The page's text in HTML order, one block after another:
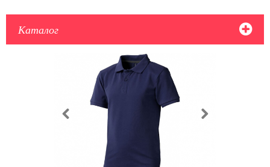
Каталог